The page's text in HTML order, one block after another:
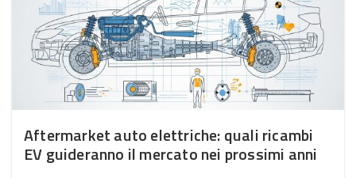
Aftermarket auto elettriche: quali ricambi
EV guideranno il mercato nei prossimi anni